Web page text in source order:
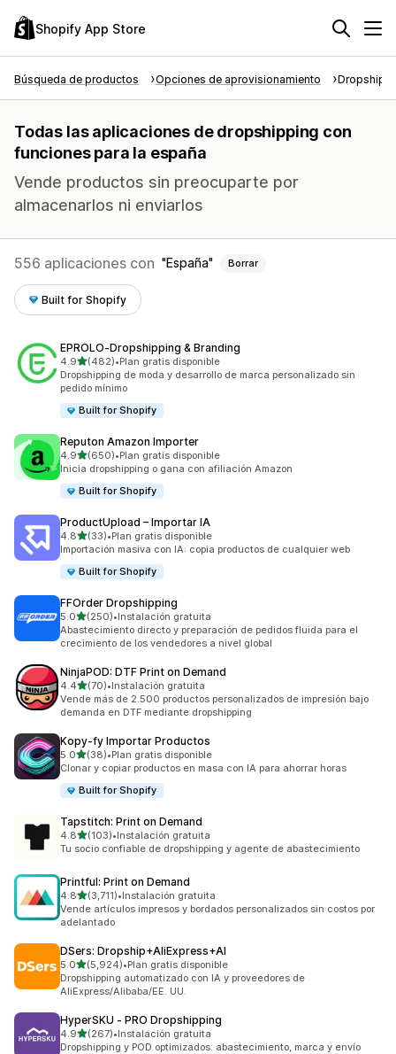
Shopify App Store
Búsqueda de productos Opciones de aprovisionamiento
Todas las aplicaciones de dropshipping con
funciones para la españa
Vende productos sin preocuparte por
almacenarlos ni enviarlos
556 aplicaciones con España Borrar
Built for Shopify
EPROLO‑Dropshipping & Branding
4.9de 5 estrellas
(482)
482 reseñas en total
•Plan gratis disponible
Dropshipping de moda y desarrollo de marca personalizado sin
pedido mínimo
Built for Shopify
Reputon Amazon Importer
4.9de 5 estrellas
(650)
650 reseñas en total
•Plan gratis disponible
Inicia dropshipping o gana con afiliación Amazon
Built for Shopify
ProductUpload – Importar IA
4.8de 5 estrellas
(33)
33 reseñas en total
•Plan gratis disponible
Importación masiva con IA: copia productos de cualquier web
Built for Shopify
FFOrder Dropshipping
5.0de 5 estrellas
(250)
250 reseñas en total
•Instalación gratuita
Abastecimiento directo y preparación de pedidos fluida para el
crecimiento de los vendedores a nivel global
NinjaPOD: DTF Print on Demand
4.4de 5 estrellas
(70)
70 reseñas en total
•Instalación gratuita
Vende más de 2.500 productos personalizados de impresión bajo
demanda en DTF mediante dropshipping
Kopy‑fy Importar Productos
5.0de 5 estrellas
(38)
38 reseñas en total
•Plan gratis disponible
Clonar y copiar productos en masa con IA para ahorrar horas
Built for Shopify
Tapstitch: Print on Demand
4.8de 5 estrellas
(103)
103 reseñas en total
•Instalación gratuita
Tu socio confiable de dropshipping y agente de abastecimiento
Printful: Print on Demand
4.8de 5 estrellas
(3,711)
3711 reseñas en total
•Instalación gratuita
Vende artículos impresos y bordados personalizados sin costos por
adelantado
DSers: Dropship+AliExpress+AI
5.0de 5 estrellas
(5,924)
5924 reseñas en total
•Plan gratis disponible
Dropshipping automatizado con IA y proveedores de
AliExpress/Alibaba/EE. UU.
HyperSKU ‑ PRO Dropshipping
4.9de 5 estrellas
(267)
267 reseñas en total
•Instalación gratuita
Dropshipping y POD optimizados: abastecimiento, marca y envío